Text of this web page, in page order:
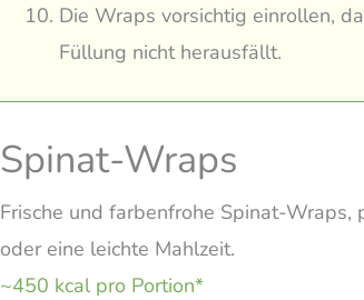
Die Wraps vorsichtig einrollen,
Füllung nicht herausfällt.
Spinat-Wraps
Frische und farbenfrohe Spinat-Wraps,
oder eine leichte Mahlzeit.
~450 kcal pro Portion*